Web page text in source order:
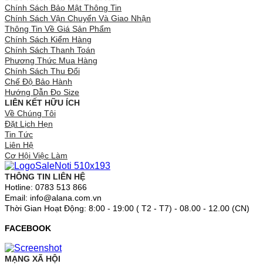
Chính Sách Bảo Mật Thông Tin
Chính Sách Vận Chuyển Và Giao Nhận
Thông Tin Về Giá Sản Phẩm
Chính Sách Kiểm Hàng
Chính Sách Thanh Toán
Phương Thức Mua Hàng
Chính Sách Thu Đổi
Chế Độ Bảo Hành
Hướng Dẫn Đo Size
LIÊN KẾT HỮU ÍCH
Về Chúng Tôi
Đặt Lịch Hẹn
Tin Tức
Liên Hệ
Cơ Hội Việc Làm
THÔNG TIN LIÊN HỆ
Hotline: 0783 513 866
Email: info@alana.com.vn
Thời Gian Hoạt Động: 8:00 - 19:00 ( T2 - T7) - 08.00 - 12.00 (CN)
FACEBOOK
MẠNG XÃ HỘI